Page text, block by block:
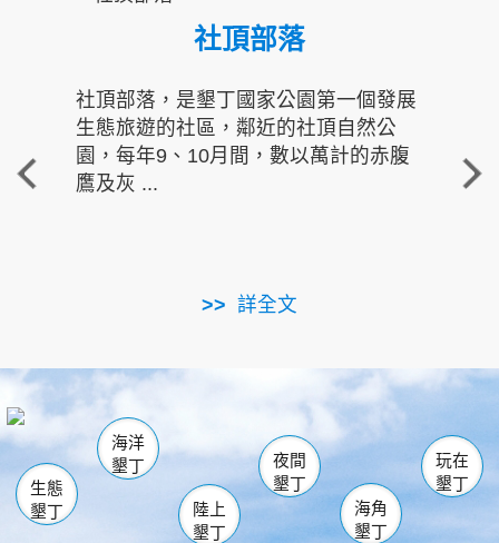
社頂部落
社頂部落，是墾丁國家公園第一個發展
生態旅遊的社區，鄰近的社頂自然公
園，每年9、10月間，數以萬計的赤腹
鷹及灰 ...
詳全文
重
走進
南仁湖
海生館
恆春 佳樂水
龍鑾潭自然中心 森林遊樂區
瓊麻館
關山 墾管處遊客中心
社頂公園 風吹沙
船帆石
白砂 龍磐公園
香蕉灣
砂島
鵝鑾鼻
生態
墾丁
海洋
墾丁
陸上
墾丁
夜間
墾丁
海角
墾丁
玩在
墾丁